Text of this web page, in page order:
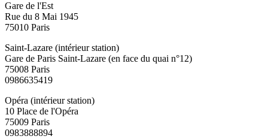
Gare de l'Est
Rue du 8 Mai 1945
75010 Paris
Saint-Lazare (intérieur station)
Gare de Paris Saint-Lazare (en face du quai n°12)
75008 Paris
0986635419
Opéra (intérieur station)
10 Place de l'Opéra
75009 Paris
0983888894